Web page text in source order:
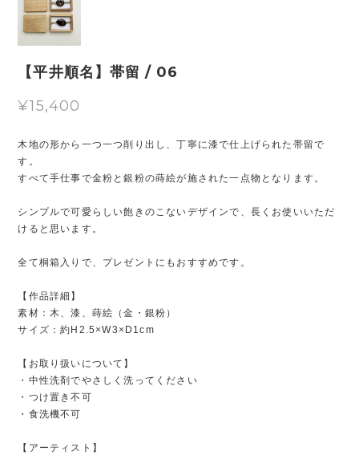
【平井順名】帯留 / 06
¥15,400
木地の形から一つ一つ削り出し、丁寧に漆で仕上げられた帯留で
す。
すべて手仕事で金粉と銀粉の蒔絵が施された一点物となります。
シンプルで可愛らしい飽きのこないデザインで、長くお使いいただ
けると思います。
全て桐箱入りで、プレゼントにもおすすめです。
【作品詳細】
素材：木、漆、蒔絵（金・銀粉）
サイズ：約H2.5×W3×D1cm
【お取り扱いについて】
・中性洗剤でやさしく洗ってください
・つけ置き不可
・食洗機不可
【アーティスト】